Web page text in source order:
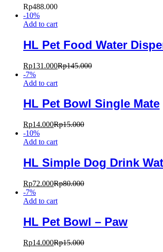
Rp488.000
-10%
Add to cart
HL Pet Food Water
Rp131.000Rp145.000
-7%
Add to cart
HL Pet Bowl Single Mate
Rp14.000Rp15.000
-10%
Add to cart
HL Simple Dog Drink
Rp72.000Rp80.000
-7%
Add to cart
HL Pet Bowl – Paw
Rp14.000Rp15.000